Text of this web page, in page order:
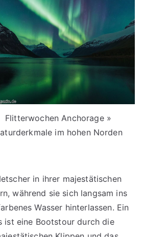
Flitterwochen Anchorage »
im hohen Norden
in ihrer majestätischen
während sie sich langsam ins
Wasser hinterlassen. Ein
ist eine Bootstour durch die